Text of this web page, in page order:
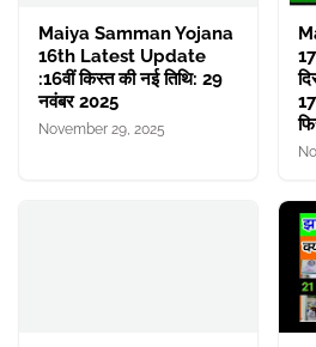
Maiya Samman Yojana
16th Latest Update
:16वीं किस्त की नई तिथि: 29
नवंबर 2025
November 29, 2025